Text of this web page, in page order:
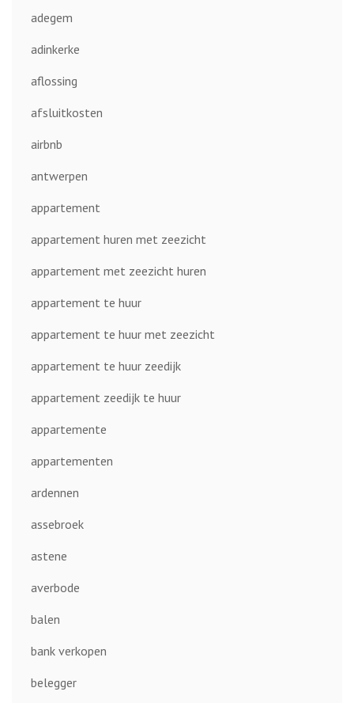
adegem
adinkerke
aflossing
afsluitkosten
airbnb
antwerpen
appartement
appartement huren met zeezicht
appartement met zeezicht huren
appartement te huur
appartement te huur met zeezicht
appartement te huur zeedijk
appartement zeedijk te huur
appartemente
appartementen
ardennen
assebroek
astene
averbode
balen
bank verkopen
belegger